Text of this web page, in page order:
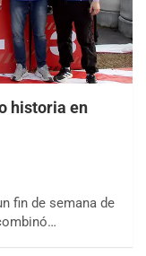
historia en
fin de semana de